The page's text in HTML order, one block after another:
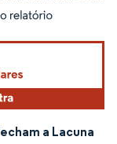
conforme CC BY 4.0.
a Lacuna